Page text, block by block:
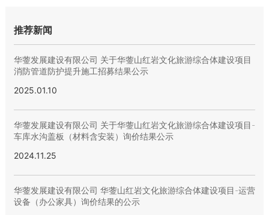
推荐新闻
华蓥发展建设有限公司 关于华蓥山红岩文化旅游综合体建设项目
消防管道防护提升施工招募结果公示
2025.01.10
华蓥发展建设有限公司 关于华蓥山红岩文化旅游综合体建设项目-
车库水沟盖板（材料含安装）询价结果公示
2024.11.25
华蓥发展建设有限公司 华蓥山红岩文化旅游综合体建设项目-运营
设备（办公家具）询价结果的公示